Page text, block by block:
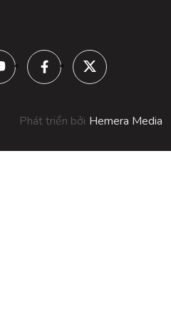
Phát triển bởi Hemera Media